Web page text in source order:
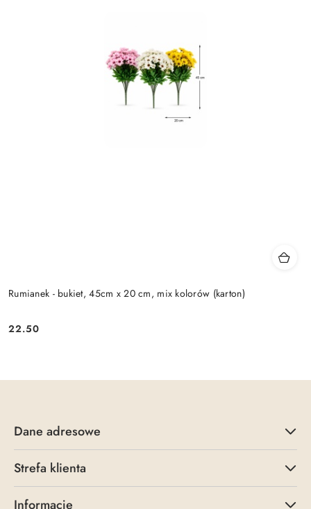
Rumianek - bukiet, 45cm x 20 cm, mix kolorów (karton)
Cena:
22.50
Dane adresowe
Strefa klienta
Informacje